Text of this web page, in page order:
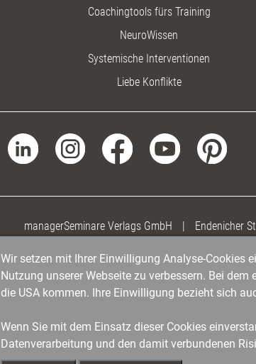
Coachingtools fürs Training
NeuroWissen
Systemische Interventionen
Liebe Konflikte
managerSeminare Verlags GmbH | Endenicher
Wir setzen mit Ihrer Einwilligung Analyse-Cookies
Nutzung unserer Webseite zu verbessern. Bei
die USA kommen. Ihre Einwilligung bezieht sich
Wenn Sie mit dem Einsatz dieser Cookies
Datenverarbeitung und den damit verbundenen